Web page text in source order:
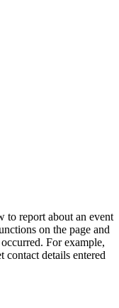
to report about an event
on the page and
For example,
details entered